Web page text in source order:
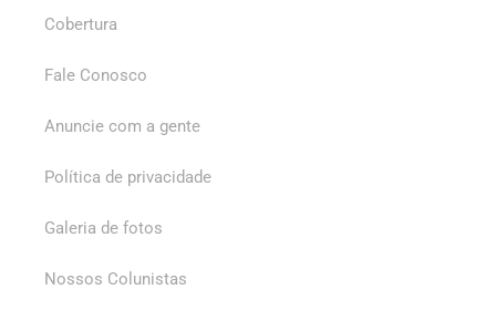
Cobertura
Fale Conosco
Anuncie com a gente
Política de privacidade
Galeria de fotos
Nossos Colunistas